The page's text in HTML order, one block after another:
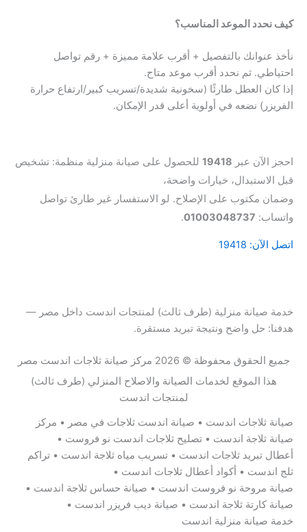
كيف نحدد الموعد المناسب؟
نأخذ عنوانك بالتفصيل + أقرب علامة مميزة + رقم تواصل
احتياطي. ثم نحدد أقرب موعد متاح.
إذا كان العطل طارئًا (سخونية شديدة/تسريب كبير/ارتفاع حرارة
الفريزر) نضعه في أولوية أعلى قدر الإمكان.
احجز الآن عبر 19418 للحصول على صيانة منزلية منظمة: تشخيص
قبل الاستبدال، خيارات واضحة،
وضمان مكتوب على الإصلاح. لو الاستفسار غير طارئ تواصل
واتساب: 01003048737
.
اتصل الآن: 19418
خدمة صيانة منزلية (طرف ثالث) لمنتجات اندست داخل مصر —
هدفنا: حل واضح ونتيجة تبريد مستقرة.
جميع الحقوق محفوظة © 2026 مركز صيانة ثلاجات اندست مصر
هذا الموقع لخدمات الصيانة والاصلاح المنزلي (طرف ثالث)
لمنتجات اندست
صيانة ثلاجات اندست • صيانة اندست ثلاجات في مصر • مركز
صيانة ثلاجة اندست • تصليح ثلاجات اندست نو فروست •
أعطال تبريد ثلاجات اندست • تسريب مياه ثلاجة اندست • تراكم
ثلج اندست • أكواد أعطال ثلاجات اندست •
صيانة مروحة نو فروست اندست • صيانة حساس ثلاجة اندست •
صيانة كارتة ثلاجة اندست • صيانة ديب فريزر اندست •
خدمة صيانة منزلية اندست